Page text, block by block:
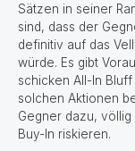
Sätzen in seiner
sind, dass der
definitiv auf das
würde. Es gibt
schicken All-In
solchen Aktionen
Gegner dazu,
Buy-In riskieren.